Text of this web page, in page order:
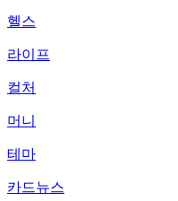
헬스
라이프
컬처
머니
테마
카드뉴스